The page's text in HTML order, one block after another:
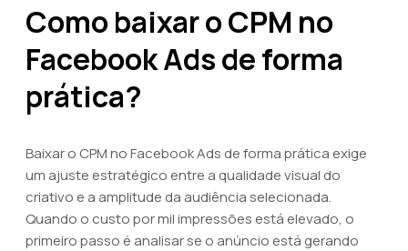
Como baixar o CPM no
Facebook Ads de forma
prática?
Baixar o CPM no Facebook Ads de forma prática exige
um ajuste estratégico entre a qualidade visual do
criativo e a amplitude da audiência selecionada.
Quando o custo por mil impressões está elevado, o
primeiro passo é analisar se o anúncio está gerando